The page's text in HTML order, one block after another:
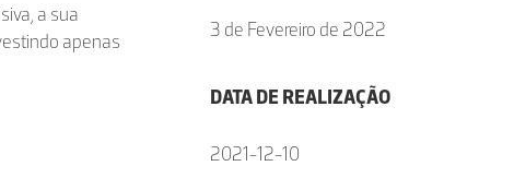
a sua
apenas
3 de Fevereiro de 2022
DATA DE REALIZAÇÃO
2021-12-10